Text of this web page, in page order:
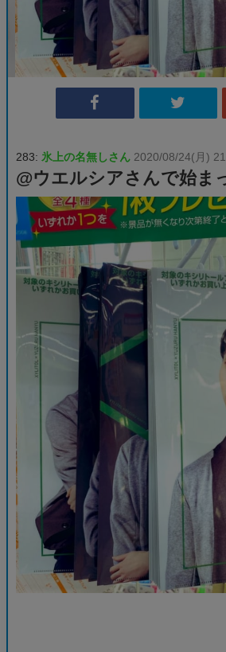
283: 氷上の名無しさん 2020/08/24(月)
@ウエルシアさんで始ま